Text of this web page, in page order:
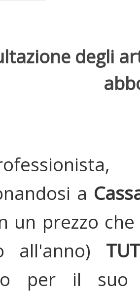
degli
a
un prezzo
all'anno)
per il suo